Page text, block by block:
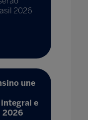
2026
une
e
2026